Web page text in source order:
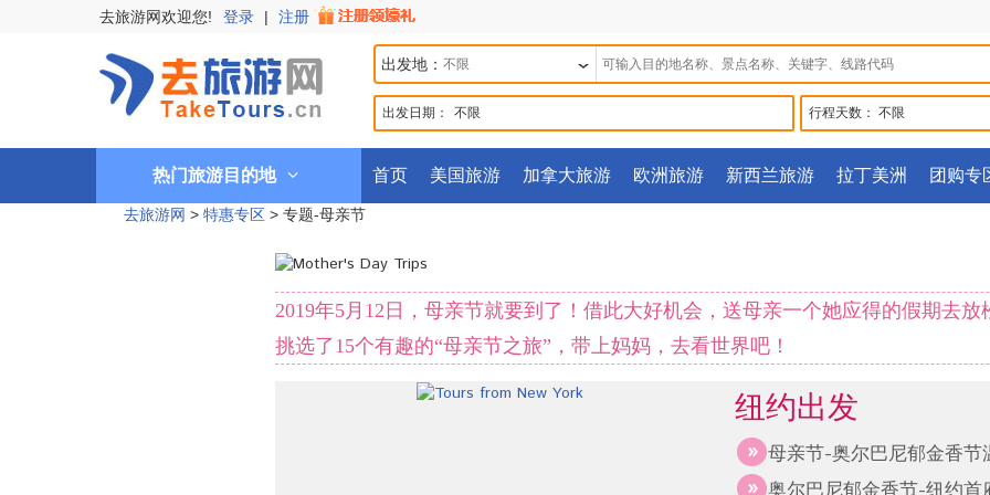
去旅游网欢迎您! 登录 | 注册
出发地：
出发日期： 不限 行程天数： 不限
热门旅游目的地 首页 美国旅游 加拿大旅游 欧洲旅游 新西兰旅游 拉丁美洲 团购专
去旅游网 > 特惠专区 > 专题-母亲节
2019年5月12日，母亲节就要到了！借此大好机会，送母亲一个她应得的假期去
挑选了15个有趣的“母亲节之旅”，带上妈妈，去看世界吧！
纽约出发
母亲节-奥尔巴尼郁金香